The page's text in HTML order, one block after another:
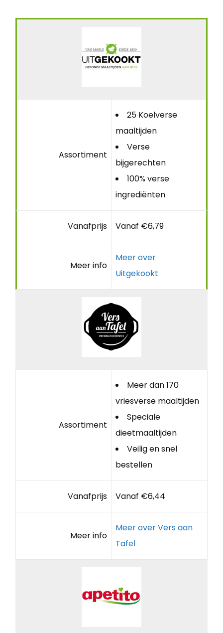
Assortiment
25 Koelverse
maaltijden
Verse
bijgerechten
100% verse
ingrediënten
Vanafprijs Vanaf €6,79
Meer info
Meer over
Uitgekookt
Assortiment
Meer dan 170
vriesverse maaltijden
Speciale
dieetmaaltijden
Veilig en snel
bestellen
Vanafprijs Vanaf €6,44
Meer info
Meer over Vers aan
Tafel